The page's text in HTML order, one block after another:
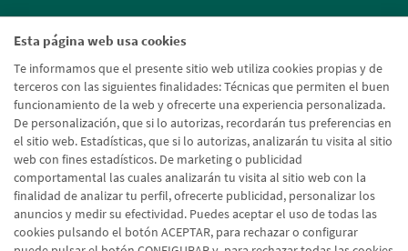
Esta página web usa cookies
Te informamos que el presente sitio web utiliza cookies propias y de
terceros con las siguientes finalidades: Técnicas que permiten el buen
funcionamiento de la web y ofrecerte una experiencia personalizada.
De personalización, que si lo autorizas, recordarán tus preferencias en
el sitio web. Estadísticas, que si lo autorizas, analizarán tu visita al sitio
web con fines estadísticos. De marketing o publicidad
comportamental las cuales analizarán tu visita al sitio web con la
finalidad de analizar tu perfil, ofrecerte publicidad, personalizar los
anuncios y medir su efectividad. Puedes aceptar el uso de todas las
cookies pulsando el botón ACEPTAR, para rechazar o configurar